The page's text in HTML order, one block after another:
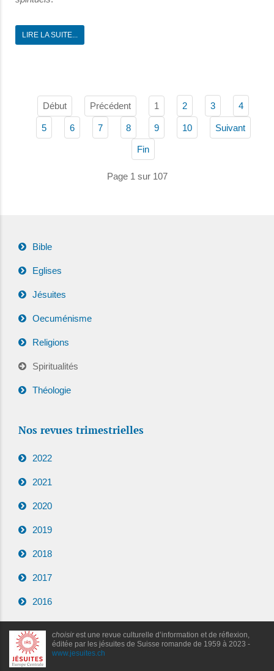
LIRE LA SUITE...
Début Précédent 1 2 3 4
5 6 7 8 9 10 Suivant
Fin
Page 1 sur 107
Bible
Eglises
Jésuites
Oecuménisme
Religions
Spiritualités
Théologie
Nos revues trimestrielles
2022
2021
2020
2019
2018
2017
2016
choisirest une revue culturelle d’information et de réflexion,
éditée par les jésuites de Suisse romande de 1959 à 2023 -
www.jesuites.ch